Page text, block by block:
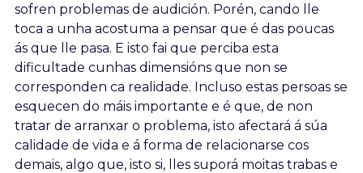
sofren problemas de audición. Porén, cando lle
toca a unha acostuma a pensar que é das poucas
ás que lle pasa. E isto fai que perciba esta
dificultade cunhas dimensións que non se
corresponden ca realidade. Incluso estas persoas se
esquecen do máis importante e é que, de non
tratar de arranxar o problema, isto afectará á súa
calidade de vida e á forma de relacionarse cos
demais, algo que, isto si, lles suporá moitas trabas e